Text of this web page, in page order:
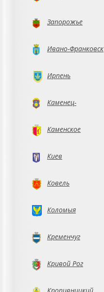
Запорожье
Ивано-Франковск
Ирпень
Каменец-
Каменское
Киев
Ковель
Коломыя
Кременчуг
Кривой Рог